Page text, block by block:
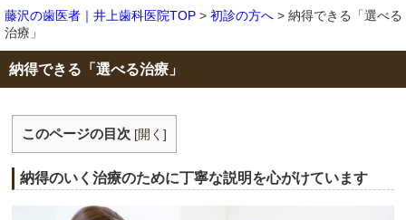
藤沢の歯医者｜井上歯科医院TOP > 初診の方へ > 納得できる「選べる
治療」
納得できる「選べる治療」
このページの目次 [開く]
納得のいく治療のために丁寧な説明を心がけています